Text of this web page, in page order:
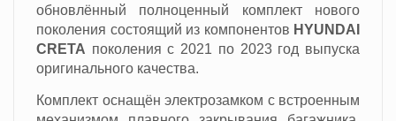
обновлённый полноценный комплект нового
поколения состоящий из компонентов HYUNDAI
CRETA поколения с 2021 по 2023 год выпуска
оригинального качества.
Комплект оснащён электрозамком с встроенным